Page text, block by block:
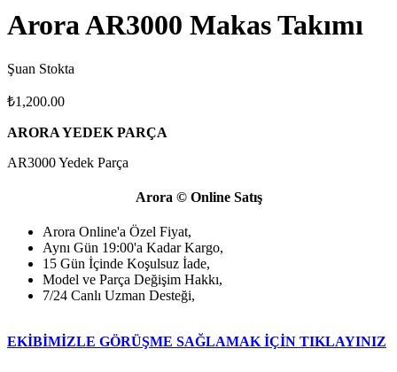
Arora AR3000 Makas Takımı
Şuan Stokta
₺1,200.00
ARORA YEDEK PARÇA
AR3000 Yedek Parça
Arora © Online Satış
Arora Online'a Özel Fiyat,
Aynı Gün 19:00'a Kadar Kargo,
15 Gün İçinde Koşulsuz İade,
Model ve Parça Değişim Hakkı,
7/24 Canlı Uzman Desteği,
EKİBİMİZLE GÖRÜŞME SAĞLAMAK İÇİN TIKLAYINIZ